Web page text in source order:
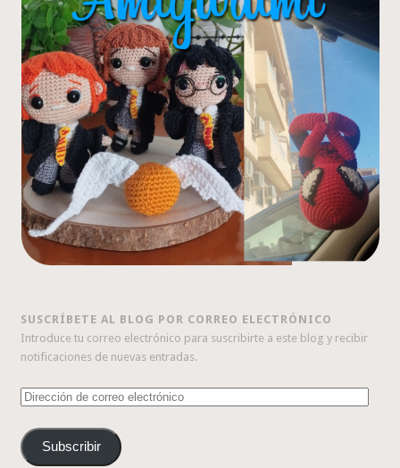
SUSCRÍBETE AL BLOG POR CORREO ELECTRÓNICO
Introduce tu correo electrónico para suscribirte a este blog y recibir
notificaciones de nuevas entradas.
Dirección
correo
electrónico
Subscribir